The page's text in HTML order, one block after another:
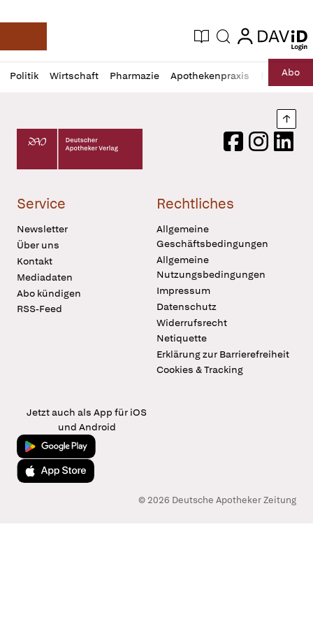
Deutsche Apotheker Zeitung
Aktuelle Ausgabe
Suche login
login
Politik Wirtschaft Pharmazie Apothekenpraxis RechtAbo
Profil
öffnen
Daz
Pur
Deutscher Apotheker Verlag Logo
FacebookInstagram
Service
Newsletter
Über uns
Kontakt
Mediadaten
Abo kündigen
RSS-Feed
Rechtliches
Allgemeine
Geschäftsbedingungen
Allgemeine
Nutzungsbedingungen
Impressum
Datenschutz
Widerrufsrecht
Netiquette
Erklärung zur Barrierefreiheit
Cookies & Tracking
Jetzt auch als App für iOS
und Android
Jetzt bei Google Play
Laden im App Store
© 2026 Deutsche Apotheker Zeitung